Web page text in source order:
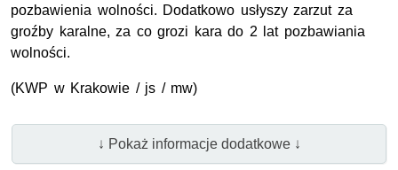
pozbawienia wolności. Dodatkowo usłyszy zarzut za
groźby karalne, za co grozi kara do 2 lat pozbawiania
wolności.
(KWP w Krakowie / js / mw)
↓ Pokaż informacje dodatkowe ↓